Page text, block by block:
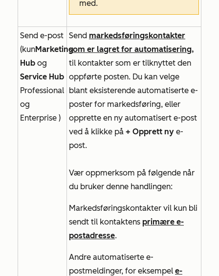
med.
Send e-post
(kunMarketing
Hub og
Service Hub
Professional
og
Enterprise )
Send markedsføringskontakter
som er lagret for automatisering,
til kontakter som er tilknyttet den
oppførte posten. Du kan velge
blant eksisterende automatiserte e-
poster for markedsføring, eller
opprette en ny automatisert e-post
ved å klikke på + Opprett ny e-
post.
Vær oppmerksom på følgende når
du bruker denne handlingen:
Markedsføringskontakter vil kun bli
sendt til kontaktens primære e-
postadresse.
Andre automatiserte e-
postmeldinger, for eksempel e-